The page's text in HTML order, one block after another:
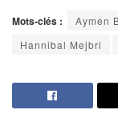
Mots-clés : Aymen
Hannibal Mejbri